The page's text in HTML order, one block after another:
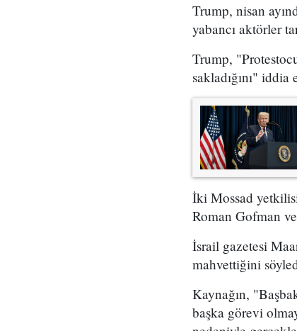
Trump, nisan
yabancı aktörler
Trump,
sakladığını" iddia
İki Mossad
Roman Gofman
İsrail gazetesi
mahvettiğini
Kaynağın,
başka görevi